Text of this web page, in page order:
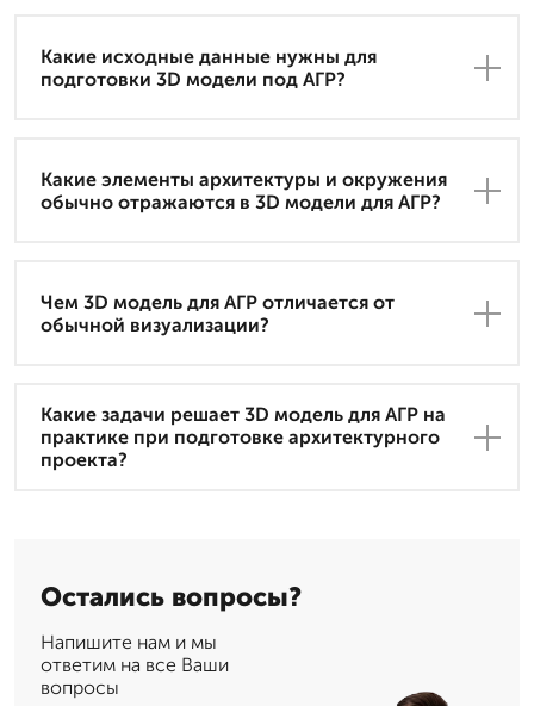
Какие исходные данные нужны для
подготовки 3D модели под АГР?
Какие элементы архитектуры и окружения
обычно отражаются в 3D модели для АГР?
Чем 3D модель для АГР отличается от
обычной визуализации?
Какие задачи решает 3D модель для АГР на
практике при подготовке архитектурного
проекта?
Остались вопросы?
Напишите нам и мы
ответим на все Ваши
вопросы